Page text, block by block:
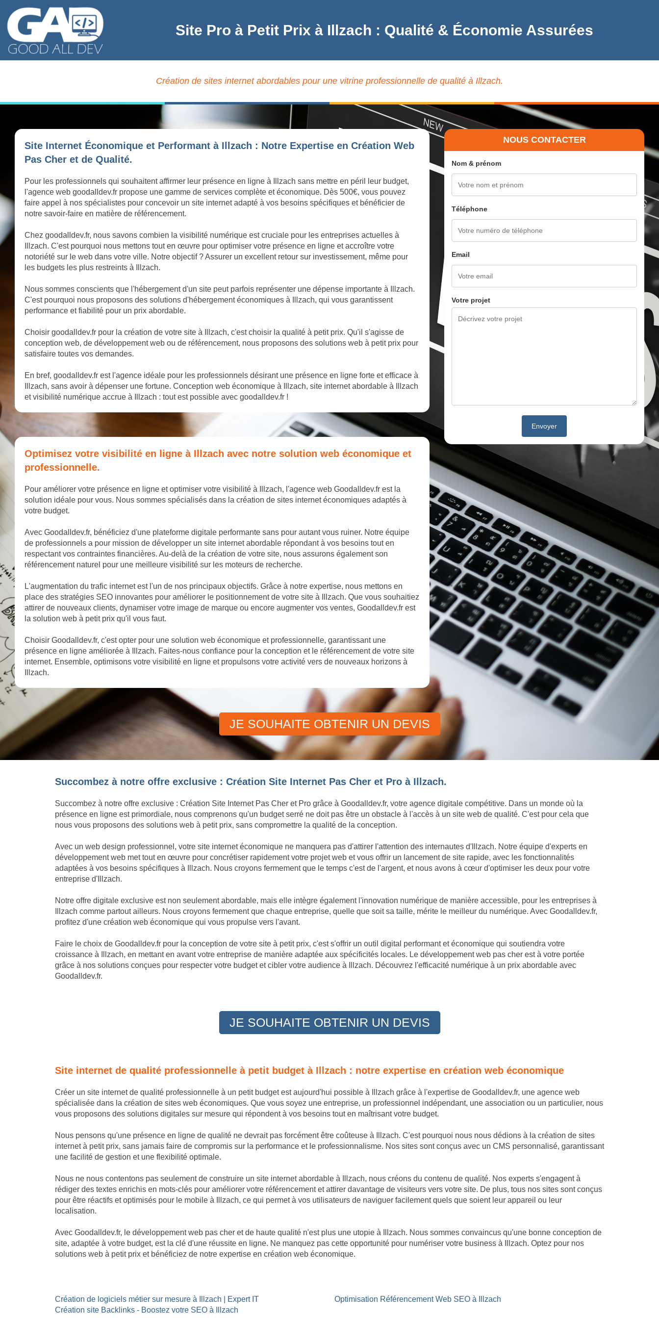
Site Pro à Petit Prix à Illzach : Qualité & Économie Assurées
Création de sites internet abordables pour une vitrine professionnelle de qualité à Illzach.
Site Internet Économique et Performant à Illzach : Notre Expertise en Création Web
Pas Cher et de Qualité.
Pour les professionnels qui souhaitent affirmer leur présence en ligne à Illzach sans mettre en péril leur budget,
l'agence web goodalldev.fr propose une gamme de services complète et économique. Dès 500€, vous pouvez
faire appel à nos spécialistes pour concevoir un site internet adapté à vos besoins spécifiques et bénéficier de
notre savoir-faire en matière de référencement.
Chez goodalldev.fr, nous savons combien la visibilité numérique est cruciale pour les entreprises actuelles à
Illzach. C'est pourquoi nous mettons tout en œuvre pour optimiser votre présence en ligne et accroître votre
notoriété sur le web dans votre ville. Notre objectif ? Assurer un excellent retour sur investissement, même pour
les budgets les plus restreints à Illzach.
Nous sommes conscients que l'hébergement d'un site peut parfois représenter une dépense importante à Illzach.
C'est pourquoi nous proposons des solutions d'hébergement économiques à Illzach, qui vous garantissent
performance et fiabilité pour un prix abordable.
Choisir goodalldev.fr pour la création de votre site à Illzach, c'est choisir la qualité à petit prix. Qu'il s'agisse de
conception web, de développement web ou de référencement, nous proposons des solutions web à petit prix pour
satisfaire toutes vos demandes.
En bref, goodalldev.fr est l'agence idéale pour les professionnels désirant une présence en ligne forte et efficace à
Illzach, sans avoir à dépenser une fortune. Conception web économique à Illzach, site internet abordable à Illzach
et visibilité numérique accrue à Illzach : tout est possible avec goodalldev.fr !
Optimisez votre visibilité en ligne à Illzach avec notre solution web économique et
professionnelle.
Pour améliorer votre présence en ligne et optimiser votre visibilité à Illzach, l'agence web Goodalldev.fr est la
solution idéale pour vous. Nous sommes spécialisés dans la création de sites internet économiques adaptés à
votre budget.
Avec Goodalldev.fr, bénéficiez d'une plateforme digitale performante sans pour autant vous ruiner. Notre équipe
de professionnels a pour mission de développer un site internet abordable répondant à vos besoins tout en
respectant vos contraintes financières. Au-delà de la création de votre site, nous assurons également son
référencement naturel pour une meilleure visibilité sur les moteurs de recherche.
L'augmentation du trafic internet est l'un de nos principaux objectifs. Grâce à notre expertise, nous mettons en
place des stratégies SEO innovantes pour améliorer le positionnement de votre site à Illzach. Que vous souhaitiez
attirer de nouveaux clients, dynamiser votre image de marque ou encore augmenter vos ventes, Goodalldev.fr est
la solution web à petit prix qu'il vous faut.
Choisir Goodalldev.fr, c'est opter pour une solution web économique et professionnelle, garantissant une
présence en ligne améliorée à Illzach. Faites-nous confiance pour la conception et le référencement de votre site
internet. Ensemble, optimisons votre visibilité en ligne et propulsons votre activité vers de nouveaux horizons à
Illzach.
NOUS CONTACTER
Nom & prénom
Téléphone
Email
Votre projet
JE SOUHAITE OBTENIR UN DEVIS
Succombez à notre offre exclusive : Création Site Internet Pas Cher et Pro à Illzach.
Succombez à notre offre exclusive : Création Site Internet Pas Cher et Pro grâce à Goodalldev.fr, votre agence digitale compétitive. Dans un monde où la
présence en ligne est primordiale, nous comprenons qu'un budget serré ne doit pas être un obstacle à l'accès à un site web de qualité. C'est pour cela que
nous vous proposons des solutions web à petit prix, sans compromettre la qualité de la conception.
Avec un web design professionnel, votre site internet économique ne manquera pas d'attirer l'attention des internautes d'Illzach. Notre équipe d'experts en
développement web met tout en œuvre pour concrétiser rapidement votre projet web et vous offrir un lancement de site rapide, avec les fonctionnalités
adaptées à vos besoins spécifiques à Illzach. Nous croyons fermement que le temps c'est de l'argent, et nous avons à cœur d'optimiser les deux pour votre
entreprise d'Illzach.
Notre offre digitale exclusive est non seulement abordable, mais elle intègre également l'innovation numérique de manière accessible, pour les entreprises à
Illzach comme partout ailleurs. Nous croyons fermement que chaque entreprise, quelle que soit sa taille, mérite le meilleur du numérique. Avec Goodalldev.fr,
profitez d'une création web économique qui vous propulse vers l'avant.
Faire le choix de Goodalldev.fr pour la conception de votre site à petit prix, c'est s'offrir un outil digital performant et économique qui soutiendra votre
croissance à Illzach, en mettant en avant votre entreprise de manière adaptée aux spécificités locales. Le développement web pas cher est à votre portée
grâce à nos solutions conçues pour respecter votre budget et cibler votre audience à Illzach. Découvrez l'efficacité numérique à un prix abordable avec
Goodalldev.fr.
JE SOUHAITE OBTENIR UN DEVIS
Site internet de qualité professionnelle à petit budget à Illzach : notre expertise en création web économique
Créer un site internet de qualité professionnelle à un petit budget est aujourd'hui possible à Illzach grâce à l'expertise de Goodalldev.fr, une agence web
spécialisée dans la création de sites web économiques. Que vous soyez une entreprise, un professionnel indépendant, une association ou un particulier, nous
vous proposons des solutions digitales sur mesure qui répondent à vos besoins tout en maîtrisant votre budget.
Nous pensons qu'une présence en ligne de qualité ne devrait pas forcément être coûteuse à Illzach. C'est pourquoi nous nous dédions à la création de sites
internet à petit prix, sans jamais faire de compromis sur la performance et le professionnalisme. Nos sites sont conçus avec un CMS personnalisé, garantissant
une facilité de gestion et une flexibilité optimale.
Nous ne nous contentons pas seulement de construire un site internet abordable à Illzach, nous créons du contenu de qualité. Nos experts s'engagent à
rédiger des textes enrichis en mots-clés pour améliorer votre référencement et attirer davantage de visiteurs vers votre site. De plus, tous nos sites sont conçus
pour être réactifs et optimisés pour le mobile à Illzach, ce qui permet à vos utilisateurs de naviguer facilement quels que soient leur appareil ou leur
localisation.
Avec Goodalldev.fr, le développement web pas cher et de haute qualité n'est plus une utopie à Illzach. Nous sommes convaincus qu'une bonne conception de
site, adaptée à votre budget, est la clé d'une réussite en ligne. Ne manquez pas cette opportunité pour numériser votre business à Illzach. Optez pour nos
solutions web à petit prix et bénéficiez de notre expertise en création web économique.
Création de logiciels métier sur mesure à Illzach | Expert IT
Création site Backlinks - Boostez votre SEO à Illzach
Optimisation Référencement Web SEO à Illzach